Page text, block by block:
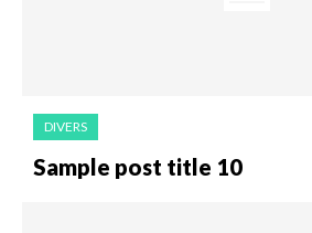
DIVERS
Sample post title 10